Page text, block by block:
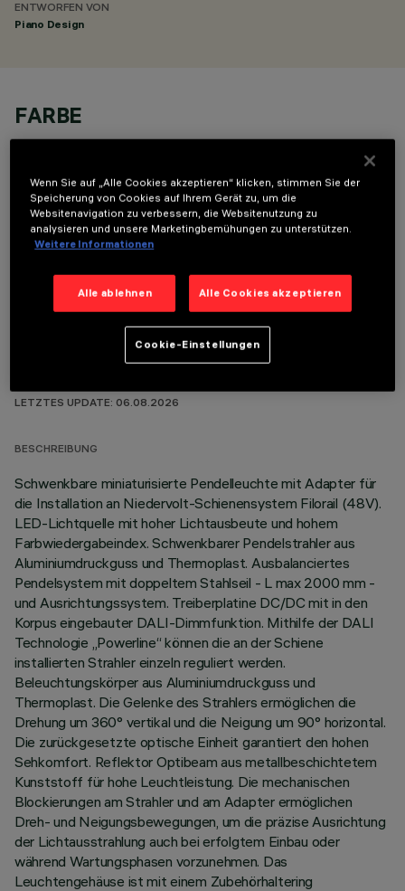
ENTWORFEN VON
Piano Design
FARBE
OPTIONALE KOMPONENTEN
LETZTES UPDATE: 06.08.2026
BESCHREIBUNG
Schwenkbare miniaturisierte Pendelleuchte mit Adapter für
die Installation an Niedervolt-Schienensystem Filorail (48V).
LED-Lichtquelle mit hoher Lichtausbeute und hohem
Farbwiedergabeindex. Schwenkbarer Pendelstrahler aus
Aluminiumdruckguss und Thermoplast. Ausbalanciertes
Pendelsystem mit doppeltem Stahlseil - L max 2000 mm -
und Ausrichtungssystem. Treiberplatine DC/DC mit in den
Korpus eingebauter DALI-Dimmfunktion. Mithilfe der DALI
Technologie „Powerline“ können die an der Schiene
installierten Strahler einzeln reguliert werden.
Beleuchtungskörper aus Aluminiumdruckguss und
Thermoplast. Die Gelenke des Strahlers ermöglichen die
Drehung um 360° vertikal und die Neigung um 90° horizontal.
Die zurückgesetzte optische Einheit garantiert den hohen
Sehkomfort. Reflektor Optibeam aus metallbeschichtetem
Kunststoff für hohe Leuchtleistung. Die mechanischen
Blockierungen am Strahler und am Adapter ermöglichen
Dreh- und Neigungsbewegungen, um die präzise Ausrichtung
der Lichtausstrahlung auch bei erfolgtem Einbau oder
während Wartungsphasen vorzunehmen. Das
Leuchtengehäuse ist mit einem Zubehörhaltering
Wenn Sie auf „Alle Cookies akzeptieren“ klicken, stimmen Sie der
Speicherung von Cookies auf Ihrem Gerät zu, um die
Websitenavigation zu verbessern, die Websitenutzung zu
analysieren und unsere Marketingbemühungen zu unterstützen.
Weitere Informationen
Alle ablehnen Alle Cookies akzeptieren
Cookie-Einstellungen